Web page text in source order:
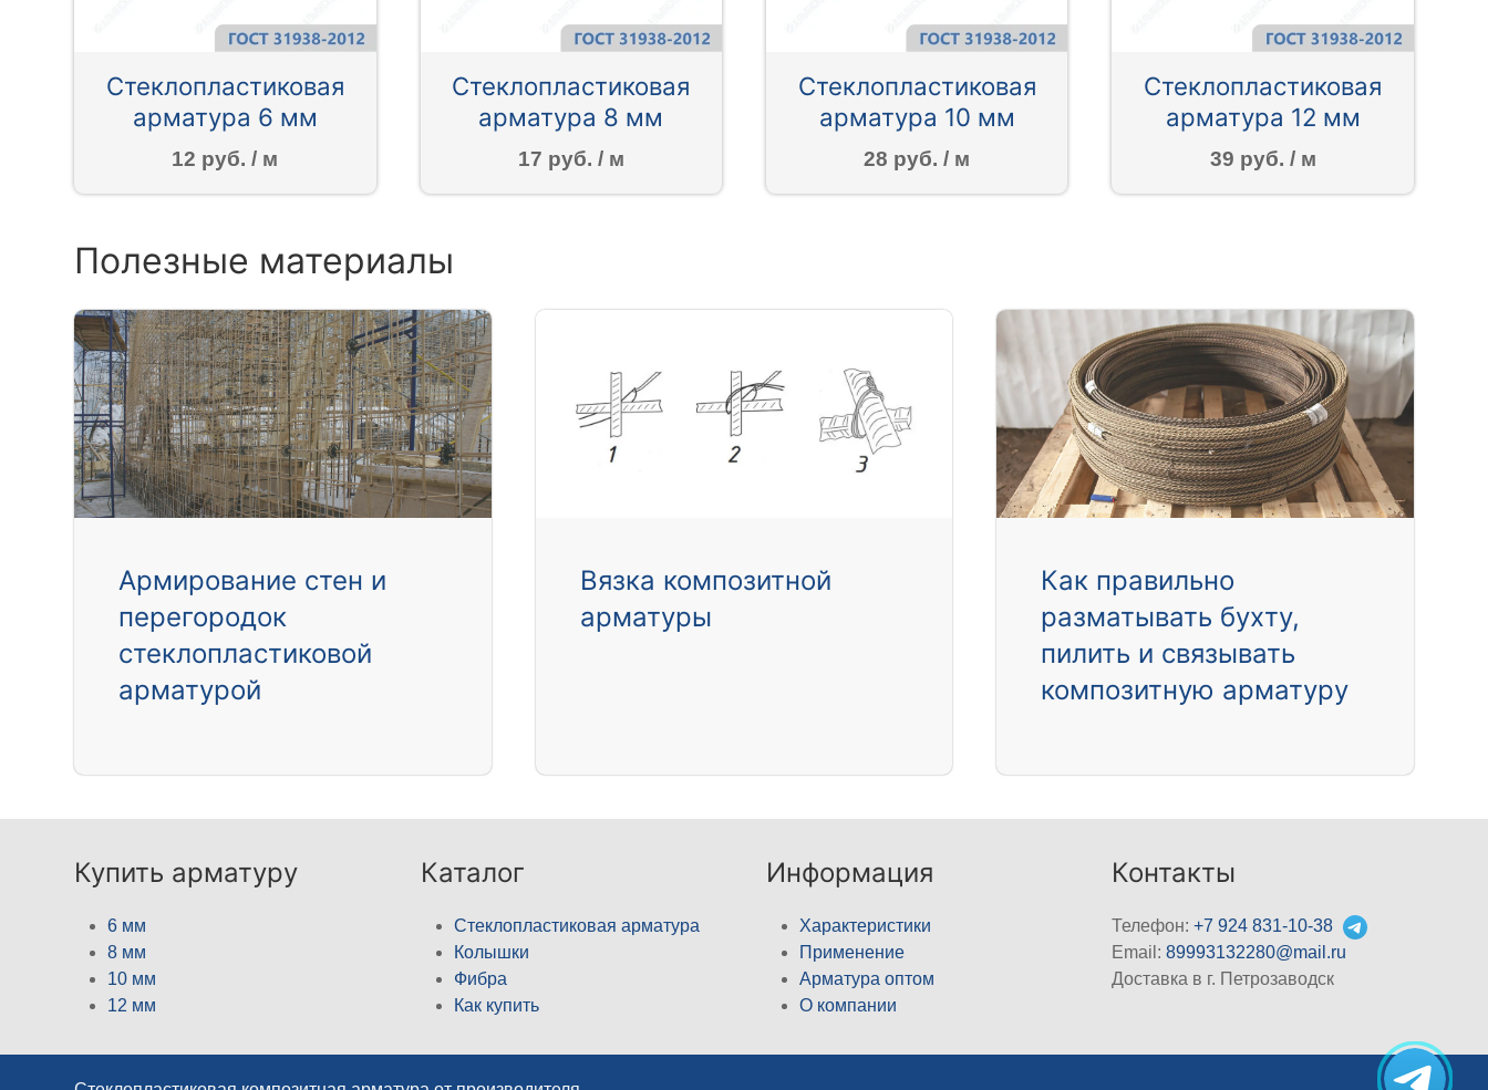
Стеклопластиковая
арматура 6 мм
12 руб. / м
Стеклопластиковая
арматура 8 мм
17 руб. / м
Стеклопластиковая
арматура 10 мм
28 руб. / м
Стеклопластиковая
арматура 12 мм
39 руб. / м
Полезные материалы
Армирование стен и
перегородок
стеклопластиковой
арматурой
Вязка композитной
арматуры
Как правильно
разматывать бухту,
пилить и связывать
композитную арматуру
Купить арматуру
6 мм
8 мм
10 мм
12 мм
Каталог
Стеклопластиковая арматура
Колышки
Фибра
Как купить
Информация
Характеристики
Применение
Арматура оптом
О компании
Контакты
Телефон:+7 924 831-10-38
Email:89993132280@mail.ru
Доставка в г. Петрозаводск